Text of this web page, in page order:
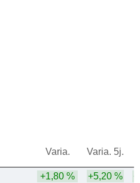
Varia. Varia. 5j.
+1,80 % +5,20 %